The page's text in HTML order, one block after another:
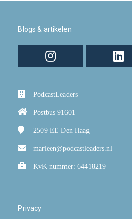
Blogs & artikelen
PodcastLeaders
Postbus 91601
2509 EE Den Haag
marleen@podcastleaders.nl
KvK nummer: 64418219
Privacy